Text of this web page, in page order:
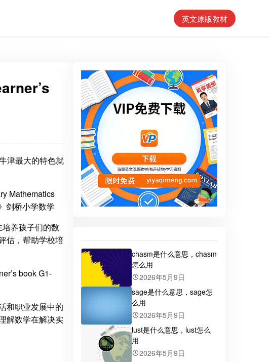
英文原版教材
津最大的特色就
养孩子们的数
估，帮助学校培
和职业发展中的
解数学在解决实
chasm是什么意思，chasm
怎么用
2026年5月9日
sage是什么意思，sage怎
么用
2026年5月9日
lust是什么意思，lust怎么
用
2026年5月9日